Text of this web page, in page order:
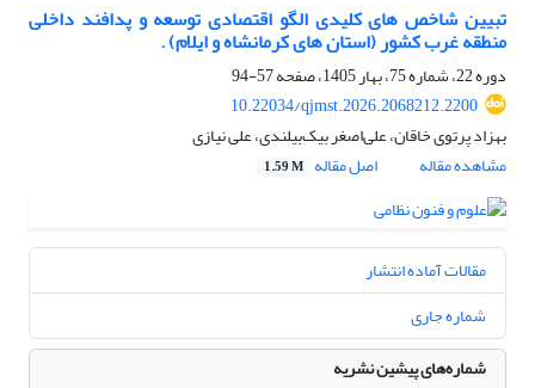
تبیین شاخص های کلیدی الگو اقتصادی توسعه و پدافند داخلی
منطقه غرب کشور (استان های کرمانشاه و ایلام) .
دوره 22، شماره 75، بهار 1405، صفحه
57-94
10.22034/qjmst.2026.2068212.2200
بهزاد پرتوی خاقان، علی‌اصغر بیک‌بیلندی، علی نیازی
مشاهده مقاله
اصل مقاله 1.59 M
مقالات آماده انتشار
شماره جاری
شماره‌های پیشین نشریه